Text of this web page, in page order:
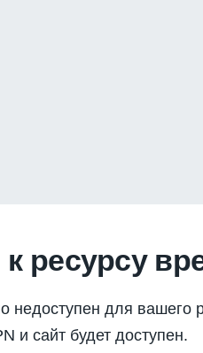
ресурсу
недоступен для вашего
и сайт будет доступен.